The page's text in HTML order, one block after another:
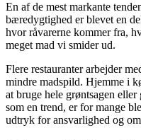
En af de mest markante
bæredygtighed er blevet en
hvor råvarerne kommer fra,
meget mad vi smider ud.
Flere restauranter arbejder
mindre madspild. Hjemme i
at bruge hele grøntsagen
som en trend, er for mange
udtryk for ansvarlighed og